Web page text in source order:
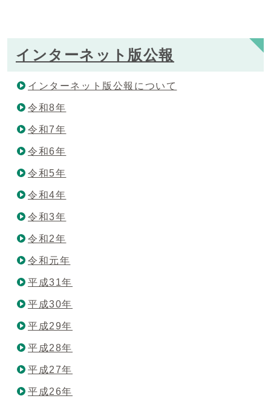
インターネット版公報
インターネット版公報について
令和8年
令和7年
令和6年
令和5年
令和4年
令和3年
令和2年
令和元年
平成31年
平成30年
平成29年
平成28年
平成27年
平成26年